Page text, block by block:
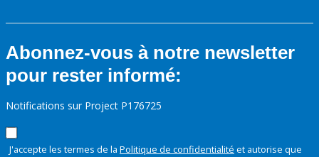
Abonnez-vous à notre newsletter
pour rester informé:
Notifications sur Project P176725
J'accepte les termes de la Politique de confidentialité et autorise que